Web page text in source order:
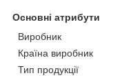
Основні атрибути
Виробник
Країна виробник
Тип продукції